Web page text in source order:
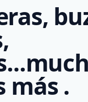
más .